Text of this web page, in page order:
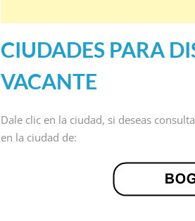
CIUDADES PARA
VACANTE
Dale clic en la ciudad, si deseas
en la ciudad de: